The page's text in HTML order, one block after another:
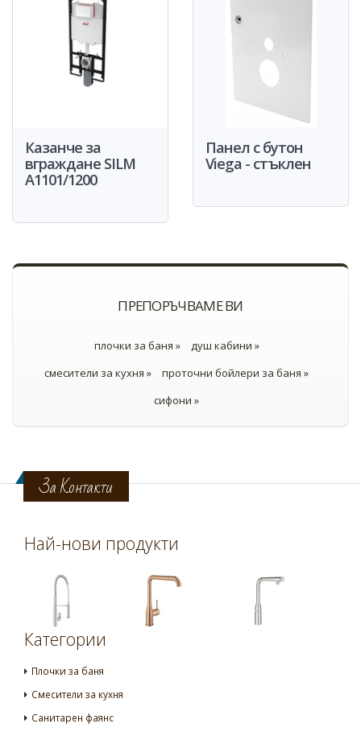
Казанче за
вграждане SILM
A1101/1200
Панел с бутон
Viega - стъклен
ПРЕПОРЪЧВАМЕ ВИ
плочки за баня »
душ кабини »
смесители за кухня »
проточни бойлери за баня »
сифони »
За Контакти
Най-нови продукти
Категории
Плочки за баня
Смесители за кухня
Санитарен фаянс